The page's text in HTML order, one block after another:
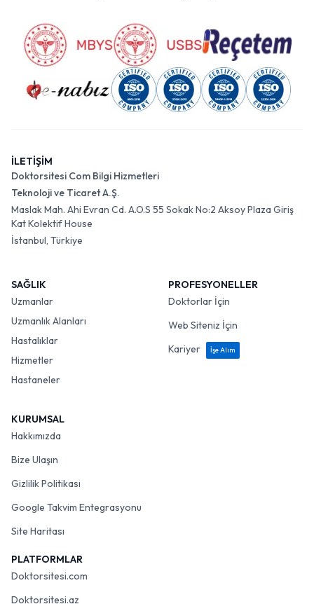
İLETİŞİM
Doktorsitesi Com Bilgi Hizmetleri
Teknoloji ve Ticaret A.Ş.
Maslak Mah. Ahi Evran Cd. A.O.S 55 Sokak No:2 Aksoy Plaza Giriş
Kat Kolektif House
İstanbul, Türkiye
SAĞLIK
Uzmanlar
Uzmanlık Alanları
Hastalıklar
Hizmetler
Hastaneler
PROFESYONELLER
Doktorlar İçin
Web Siteniz İçin
Kariyer
İşe Alım
KURUMSAL
Hakkımızda
Bize Ulaşın
Gizlilik Politikası
Google Takvim Entegrasyonu
Site Haritası
PLATFORMLAR
Doktorsitesi.com
Doktorsitesi.az